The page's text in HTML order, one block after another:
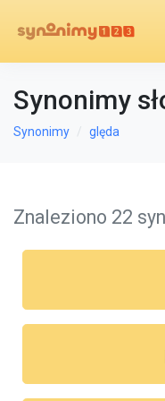
Synonimy
Synonimy ględa
Znaleziono 22